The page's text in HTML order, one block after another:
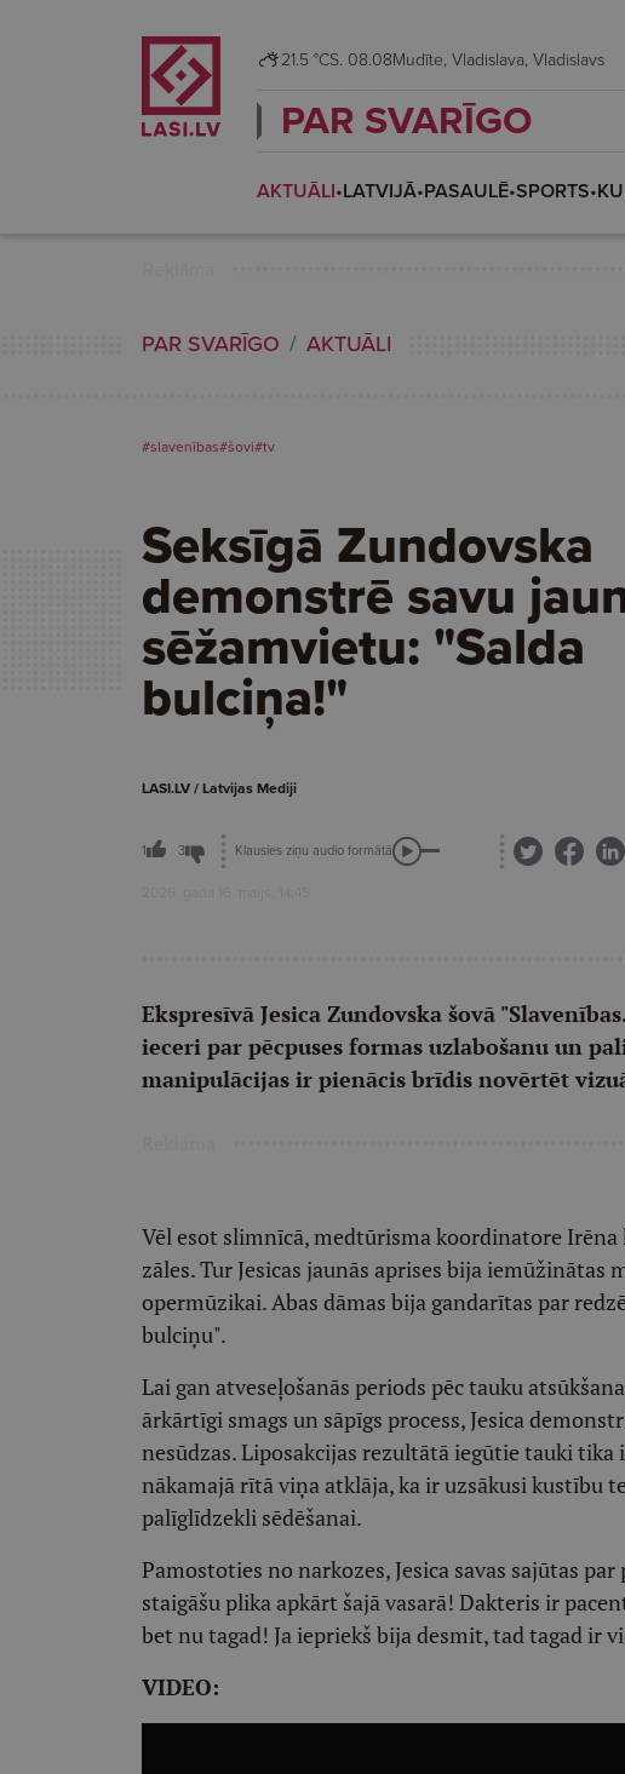
21.5 °CS. 08.08 Mudīte, Vladislava, Vladislavs
PAR SVARĪGO
AKTUĀLI•LATVIJĀ•PASAULĒ•SPORTS•
PAR SVARĪGO AKTUĀLI
#slavenības#šovi#tv
Seksīgā Zundovska
demonstrē savu
sēžamvietu: "Salda
bulciņa!"
LASI.LV / Latvijas Mediji
1 3 Klausies ziņu audio formātā
2026. gada 16. maijs, 14:45
Ekspresīvā Jesica Zundovska šovā
ieceri par pēcpuses formas uzlabošanu un
manipulācijas ir pienācis brīdis novērtēt
Vēl esot slimnīcā, medtūrisma koordinatore
zāles. Tur Jesicas jaunās aprises bija
opermūzikai. Abas dāmas bija gandarītas par
bulciņu".
Lai gan atveseļošanās periods pēc tauku
ārkārtīgi smags un sāpīgs process, Jesica
nesūdzas. Liposakcijas rezultātā iegūtie tauki tika
nākamajā rītā viņa atklāja, ka ir uzsākusi kustību
palīglīdzekli sēdēšanai.
Pamostoties no narkozes, Jesica savas sajūtas
staigāšu plika apkārt šajā vasarā! Dakteris ir
bet nu tagad! Ja iepriekš bija desmit, tad tagad ir
VIDEO: